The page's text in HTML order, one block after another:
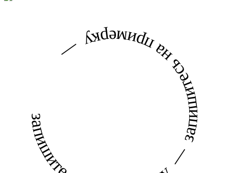
запишитесь на примерку — запишитесь на примерку —